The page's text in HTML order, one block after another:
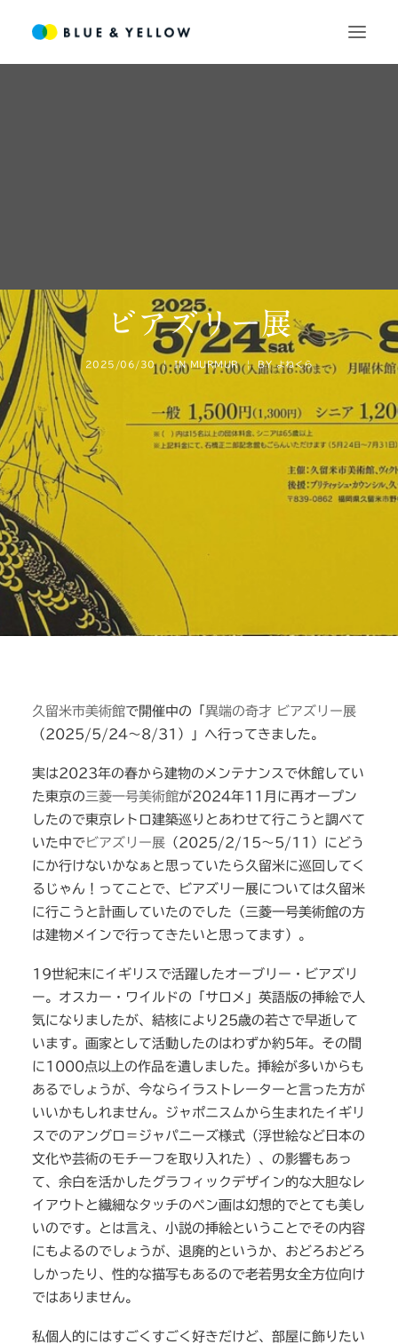
ビアズリー展
2025/06/30 | INMURMUR | BYよねくら
久留米市美術館で開催中の「 異端の奇才 ビアズリー展
（2025/5/24〜8/31）」へ行ってきました。
実は2023年の春から建物のメンテナンスで休館してい
た東京の三菱一号美術館が2024年11月に再オープン
したので東京レトロ建築巡りとあわせて行こうと調べて
いた中で ビアズリー展 （2025/2/15〜5/11）にどう
にか行けないかなぁと思っていたら久留米に巡回してく
るじゃん！ってことで、ビアズリー展については久留米
に行こうと計画していたのでした（三菱一号美術館の方
は建物メインで行ってきたいと思ってます）。
19世紀末にイギリスで活躍したオーブリー・ビアズリ
ー。オスカー・ワイルドの「サロメ」英語版の挿絵で人
気になりましたが、結核により25歳の若さで早逝して
います。画家として活動したのはわずか約5年。その間
に1000点以上の作品を遺しました。挿絵が多いからも
あるでしょうが、今ならイラストレーターと言った方が
いいかもしれません。ジャポニスムから生まれたイギリ
スでのアングロ＝ジャパニーズ様式（浮世絵など日本の
文化や芸術のモチーフを取り入れた）、の影響もあっ
て、余白を活かしたグラフィックデザイン的な大胆なレ
イアウトと繊細なタッチのペン画は幻想的でとても美し
いのです。とは言え、小説の挿絵ということでその内容
にもよるのでしょうが、退廃的というか、おどろおどろ
しかったり、性的な描写もあるので老若男女全方位向け
ではありません。
私個人的にはすごくすごく好きだけど、部屋に飾りたい